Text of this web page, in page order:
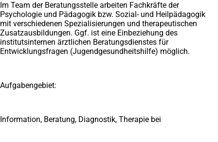
Im Team der Beratungsstelle arbeiten Fachkräfte der
Psychologie und Pädagogik bzw. Sozial- und Heilpädagogik
mit verschiedenen Spezialisierungen und therapeutischen
Zusatzausbildungen. Ggf. ist eine Einbeziehung des
institutsinternen ärztlichen Beratungsdienstes für
Entwicklungsfragen (Jugendgesundheitshilfe) möglich.
Aufgabengebiet:
Information, Beratung, Diagnostik, Therapie bei